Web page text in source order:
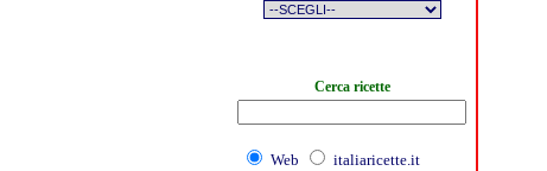
Cerca ricette
Web italiaricette.it